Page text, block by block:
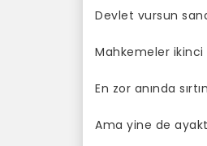
Devlet vursun
Mahkemeler ikinci
En zor anında
Ama yine de